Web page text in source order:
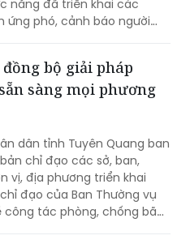
địa bàn khu vực biên giới
nhiều cầu tràn, điểm
năng đã triển khai các
ứng phó, cảnh báo người
đi vào khu vực nguy hiểm.
bộ giải pháp
sàng mọi phương
dân tỉnh Tuyên Quang ban
chỉ đạo các sở, ban,